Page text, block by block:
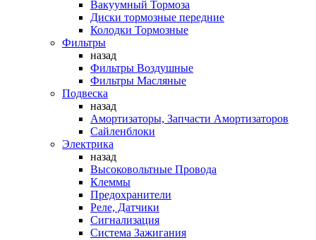
Вакуумный Тормоза
Диски тормозные передние
Колодки Тормозные
Фильтры
назад
Фильтры Воздушные
Фильтры Масляные
Подвеска
назад
Амортизаторы, Запчасти Амортизаторов
Сайленблоки
Электрика
назад
Высоковольтные Провода
Клеммы
Предохранители
Реле, Датчики
Сигнализация
Система Зажигания